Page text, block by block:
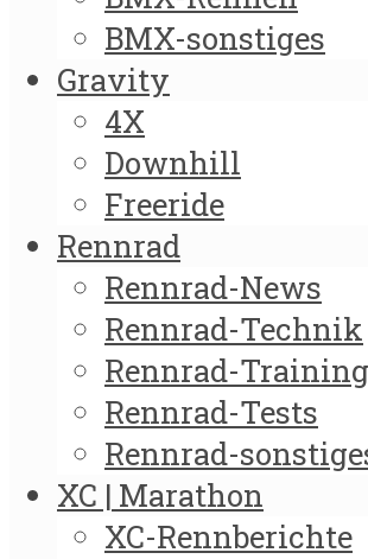
BMX-sonstiges
Gravity
4X
Downhill
Freeride
Rennrad
Rennrad-News
Rennrad-Technik
Rennrad-Training
Rennrad-Tests
Rennrad-
XC | Marathon
XC-Rennberichte